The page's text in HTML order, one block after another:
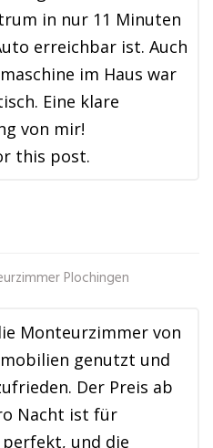
in nur 11 Minuten
erreichbar ist. Auch
im Haus war
Eine klare
von mir!
this post.
Plochingen
Monteurzimmer von
genutzt und
Der Preis ab
Nacht ist für
und die